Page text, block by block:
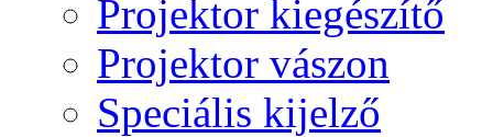
Projektor kiegészítő
Projektor vászon
Speciális kijelző